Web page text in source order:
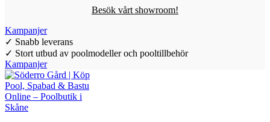
Besök vårt showroom!
Kampanjer
✓ Snabb leverans
✓ Stort utbud av poolmodeller och pooltillbehör
Kampanjer